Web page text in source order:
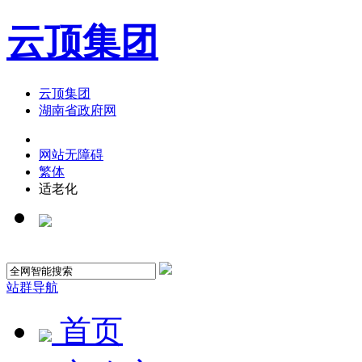
云顶集团
云顶集团
湖南省政府网
网站无障碍
繁体
适老化
站群导航
首页